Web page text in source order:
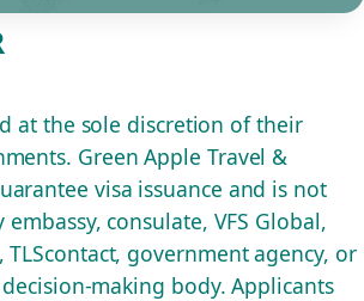
at the sole discretion of their
Green Apple Travel &
visa issuance and is not
consulate, VFS Global,
TLScontact, government agency, or
making body. Applicants